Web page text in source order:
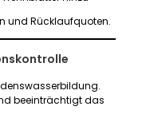
und Rücklaufquoten.
beeinträchtigt das